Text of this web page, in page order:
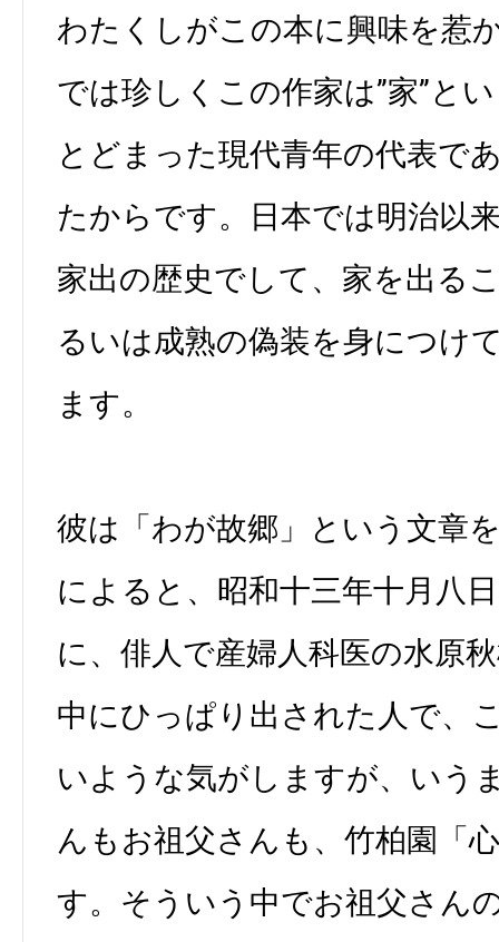
わたくしがこの本に興味を惹
では珍しくこの作家は”家”と
とどまった現代青年の代表で
たからです。日本では明治以
家出の歴史でして、家を出る
るいは成熟の偽装を身につけ
ます。
彼は「わが故郷」という文章
によると、昭和十三年十月八
に、俳人で産婦人科医の水原
中にひっぱり出された人で、
いような気がしますが、いう
んもお祖父さんも、竹柏園「
す。そういう中でお祖父さん